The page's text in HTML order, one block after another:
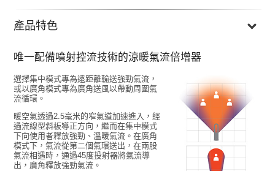
Previous
產品特色
唯一配備噴射控流技術的涼暖氣流倍增器
選擇集中模式專為遠距離輸送強勁氣流，
或以廣角模式專為廣角送風以帶動周圍氣
流循環。
暖空氣透過2.5毫米的窄氣道加速進入，經
過流線型斜板導正方向，繼而在集中模式
下向使用者釋放強勁、溫暖氣流。在廣角
模式下，氣流從第二個氣環送出，在兩股
氣流相遇時，通過45度投射器將氣流導
出，廣角釋放強勁氣流。